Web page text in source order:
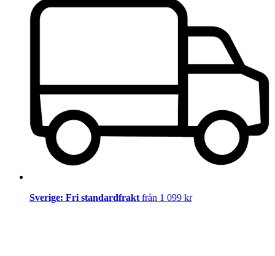
Sverige: Fri standardfrakt från 1 099 kr